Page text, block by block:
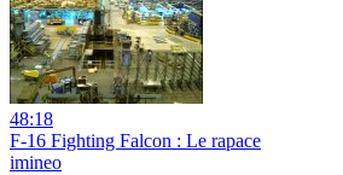
48:18
F-16 Fighting Falcon : Le rapace
imineo